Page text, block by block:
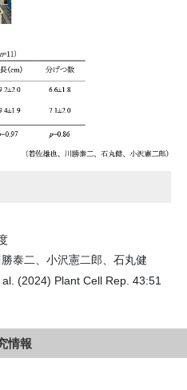
泰二、小沢憲二郎、石丸健
(2024) Plant Cell Rep. 43:51
情報